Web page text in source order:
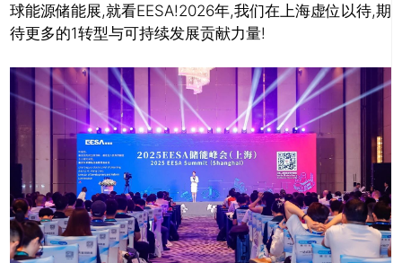
球能源储能展,就看EESA!2026年,我们在上海虚位以待,期
待更多的1转型与可持续发展贡献力量!